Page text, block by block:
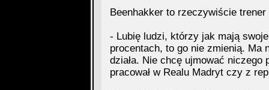
Beenhakker to rzeczywiście
- Lubię ludzi, którzy jak mają
procentach, to go nie zmienią. Ma
działa. Nie chcę ujmować
pracował w Realu Madryt czy z